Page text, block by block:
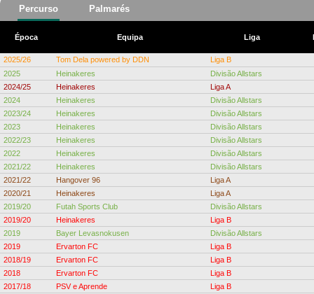
Percurso Palmarés
Época Equipa Liga
2025/26 Tom Dela powered by DDN
Liga B
2025
Heinakeres
Divisão Allstars
2024/25
Heinakeres
Liga A
2024
Heinakeres
Divisão Allstars
2023/24
Heinakeres
Divisão Allstars
2023
Heinakeres
Divisão Allstars
2022/23
Heinakeres
Divisão Allstars
2022
Heinakeres
Divisão Allstars
2021/22
Heinakeres
Divisão Allstars
2021/22
Hangover 96
Liga A
2020/21
Heinakeres
Liga A
2019/20
Futah Sports Club
Divisão Allstars
2019/20
Heinakeres
Liga B
2019
Bayer Levasnokusen
Divisão Allstars
2019
Ervarton FC
Liga B
2018/19
Ervarton FC
Liga B
2018
Ervarton FC
Liga B
2017/18
PSV e Aprende
Liga B